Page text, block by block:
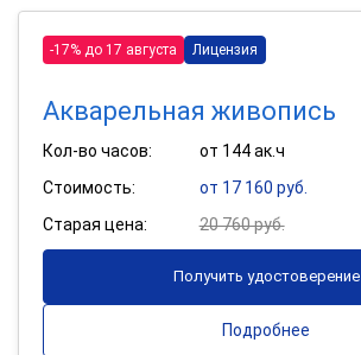
-17% до 17 августа Лицензия
Акварельная живопись
Кол-во часов:
от 144 ак.ч
Стоимость:
от 17 160 руб.
Старая цена:
20 760 руб.
Получить удостоверение
Подробнее